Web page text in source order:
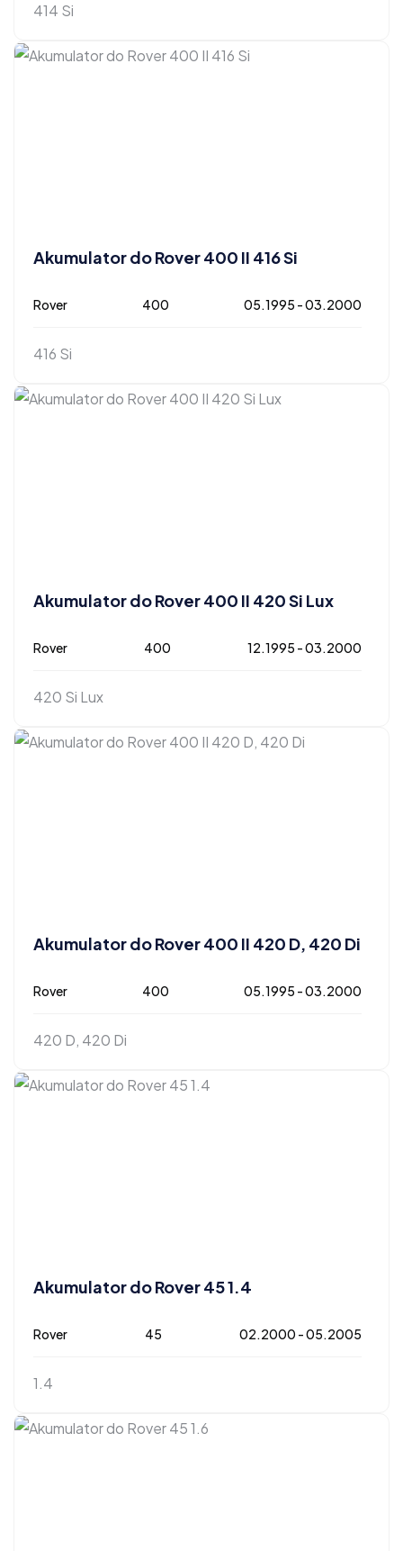
414 Si
Akumulator do Rover 400 II 416 Si
Rover 400 05.1995 - 03.2000
416 Si
Akumulator do Rover 400 II 420 Si Lux
Rover 400 12.1995 - 03.2000
420 Si Lux
Akumulator do Rover 400 II 420 D, 420 Di
Rover 400 05.1995 - 03.2000
420 D, 420 Di
Akumulator do Rover 45 1.4
Rover 45 02.2000 - 05.2005
1.4